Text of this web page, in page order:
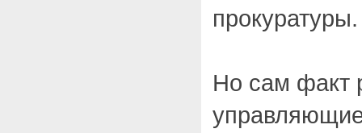
прокуратуры.
Но сам факт